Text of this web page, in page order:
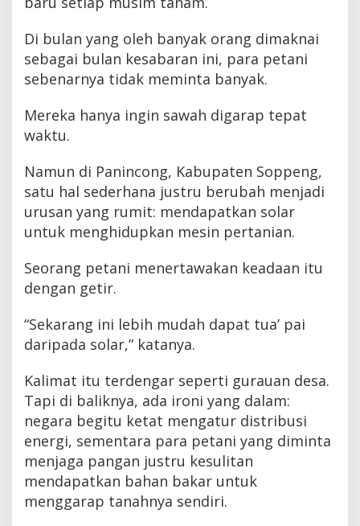
Di bulan yang oleh banyak orang dimaknai
sebagai bulan kesabaran ini, para petani
sebenarnya tidak meminta banyak.
Mereka hanya ingin sawah digarap tepat
waktu.
Namun di Panincong, Kabupaten Soppeng,
satu hal sederhana justru berubah menjadi
urusan yang rumit: mendapatkan solar
untuk menghidupkan mesin pertanian.
Seorang petani menertawakan keadaan itu
dengan getir.
“Sekarang ini lebih mudah dapat tua’ pai
daripada solar,” katanya.
Kalimat itu terdengar seperti gurauan desa.
Tapi di baliknya, ada ironi yang dalam:
negara begitu ketat mengatur distribusi
energi, sementara para petani yang diminta
menjaga pangan justru kesulitan
mendapatkan bahan bakar untuk
menggarap tanahnya sendiri.